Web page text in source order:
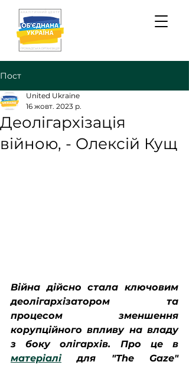
Пост
Деолігархізація
війною, - Олексій Кущ
United Ukraine
16 жовт. 2023 р.
Війна дійсно стала ключовим
деолігархізатором та
процесом зменшення
корупційного впливу на владу
матеріалі для "The Gaze"